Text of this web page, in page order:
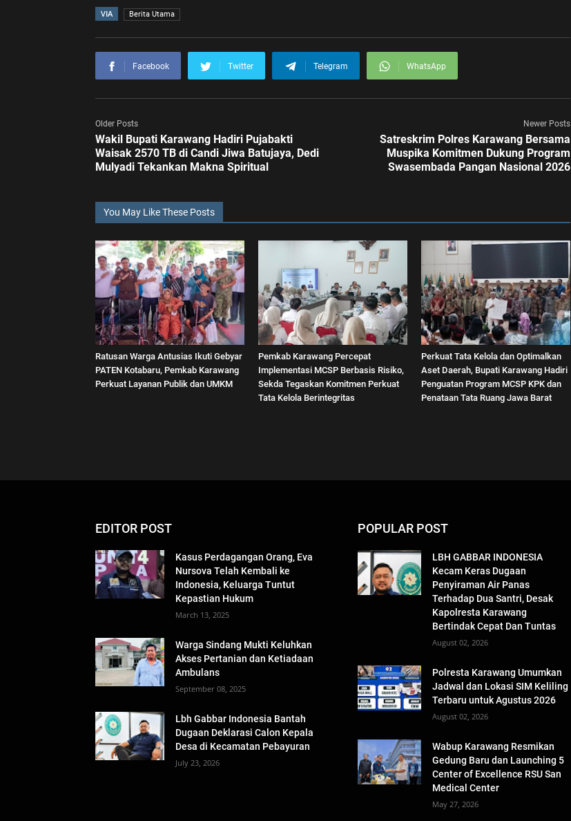
VIA Berita Utama
Facebook Twitter Telegram WhatsApp
Older Posts
Wakil Bupati Karawang Hadiri Pujabakti
Waisak 2570 TB di Candi Jiwa Batujaya, Dedi
Mulyadi Tekankan Makna Spiritual
Newer Posts
Satreskrim Polres Karawang Bersama
Muspika Komitmen Dukung Program
Swasembada Pangan Nasional 2026
You May Like These Posts
Ratusan Warga Antusias Ikuti Gebyar
PATEN Kotabaru, Pemkab Karawang
Perkuat Layanan Publik dan UMKM
Pemkab Karawang Percepat
Implementasi MCSP Berbasis Risiko,
Sekda Tegaskan Komitmen Perkuat
Tata Kelola Berintegritas
Perkuat Tata Kelola dan Optimalkan
Aset Daerah, Bupati Karawang Hadiri
Penguatan Program MCSP KPK dan
Penataan Tata Ruang Jawa Barat
EDITOR POST
Kasus Perdagangan Orang, Eva
Nursova Telah Kembali ke
Indonesia, Keluarga Tuntut
Kepastian Hukum
March 13, 2025
Warga Sindang Mukti Keluhkan
Akses Pertanian dan Ketiadaan
Ambulans
September 08, 2025
Lbh Gabbar Indonesia Bantah
Dugaan Deklarasi Calon Kepala
Desa di Kecamatan Pebayuran
July 23, 2026
POPULAR POST
LBH GABBAR INDONESIA
Kecam Keras Dugaan
Penyiraman Air Panas
Terhadap Dua Santri, Desak
Kapolresta Karawang
Bertindak Cepat Dan Tuntas
August 02, 2026
Polresta Karawang Umumkan
Jadwal dan Lokasi SIM Keliling
Terbaru untuk Agustus 2026
August 02, 2026
Wabup Karawang Resmikan
Gedung Baru dan Launching 5
Center of Excellence RSU San
Medical Center
May 27, 2026